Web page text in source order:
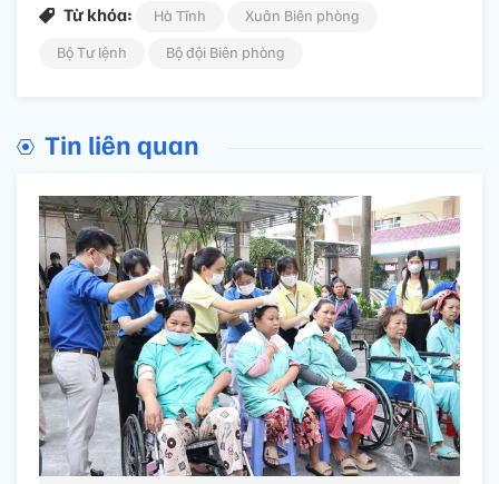
Từ khóa: Hà Tĩnh
Xuân Biên phòng
Bộ Tư lệnh
Bộ đội Biên phòng
Tin liên quan